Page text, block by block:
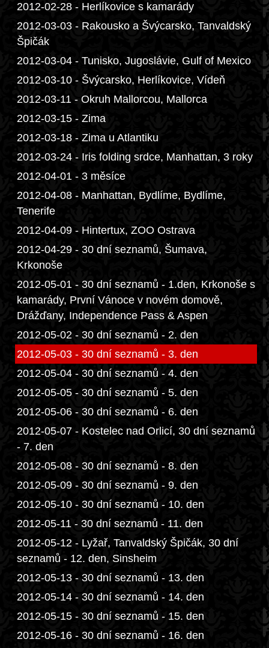
2012-02-28 - Herlíkovice s kamarády
2012-03-03 - Rakousko a Švýcarsko, Tanvaldský
Špičák
2012-03-04 - Tunisko, Jugoslávie, Gulf of Mexico
2012-03-10 - Švýcarsko, Herlíkovice, Vídeň
2012-03-11 - Okruh Mallorcou, Mallorca
2012-03-15 - Zima
2012-03-18 - Zima u Atlantiku
2012-03-24 - Iris folding srdce, Manhattan, 3 roky
2012-04-01 - 3 měsíce
2012-04-08 - Manhattan, Bydlíme, Bydlíme,
Tenerife
2012-04-09 - Hintertux, ZOO Ostrava
2012-04-29 - 30 dní seznamů, Šumava,
Krkonoše
2012-05-01 - 30 dní seznamů - 1.den, Krkonoše s
kamarády, První Vánoce v novém domově,
Drážďany, Independence Pass & Aspen
2012-05-02 - 30 dní seznamů - 2. den
2012-05-03 - 30 dní seznamů - 3. den
2012-05-04 - 30 dní seznamů - 4. den
2012-05-05 - 30 dní seznamů - 5. den
2012-05-06 - 30 dní seznamů - 6. den
2012-05-07 - Kostelec nad Orlicí, 30 dní seznamů
- 7. den
2012-05-08 - 30 dní seznamů - 8. den
2012-05-09 - 30 dní seznamů - 9. den
2012-05-10 - 30 dní seznamů - 10. den
2012-05-11 - 30 dní seznamů - 11. den
2012-05-12 - Lyžař, Tanvaldský Špičák, 30 dní
seznamů - 12. den, Sinsheim
2012-05-13 - 30 dní seznamů - 13. den
2012-05-14 - 30 dní seznamů - 14. den
2012-05-15 - 30 dní seznamů - 15. den
2012-05-16 - 30 dní seznamů - 16. den